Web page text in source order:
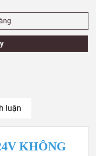
luận
KHÔNG